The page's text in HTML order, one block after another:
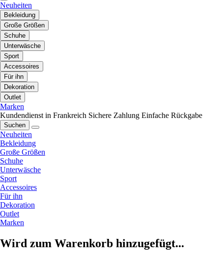
Neuheiten
Bekleidung
Große Größen
Schuhe
Unterwäsche
Sport
Accessoires
Für ihn
Dekoration
Outlet
Marken
Kundendienst in Frankreich Sichere Zahlung Einfache Rückgabe
Suchen
Neuheiten
Bekleidung
Große Größen
Schuhe
Unterwäsche
Sport
Accessoires
Für ihn
Dekoration
Outlet
Marken
Wird zum Warenkorb hinzugefügt...